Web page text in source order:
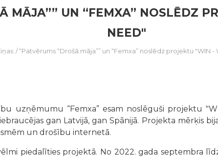
MĀJA”” UN “FEMXA” NOSLĒDZ
NEED"
/“Patvērums “Drošā māja”” un “Femxa” noslēdz projektu "WIN
uzņēmumu “Femxa” esam noslēguši projektu
gan Latvijā, gan Spānijā. Projekta mērķis
un drošību internetā.
piedalīties projektā. No 2022. gada septembra